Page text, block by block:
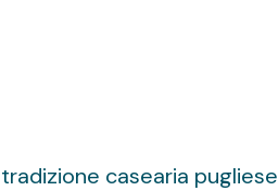
casearia pugliese